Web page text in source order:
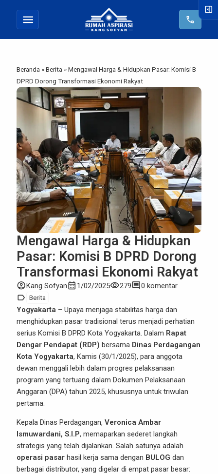
menu call
Beranda »Berita »Mengawal Harga & Hidupkan Pasar: Komisi B
DPRD Dorong Transformasi Ekonomi Rakyat
Mengawal Harga & Hidupkan
Pasar: Komisi B DPRD Dorong
Transformasi Ekonomi Rakyat
account_circleKang Sofyancalendar_month 1/02/2025visibility279comment0 komentar
label Berita
Yogyakarta – Upaya menjaga stabilitas harga dan
menghidupkan pasar tradisional terus menjadi perhatian
serius Komisi B DPRD Kota Yogyakarta. Dalam Rapat
Dengar Pendapat (RDP) bersama Dinas Perdagangan
Kota Yogyakarta, Kamis (30/1/2025), para anggota
dewan menggali lebih dalam progres pelaksanaan
program yang tertuang dalam Dokumen Pelaksanaan
Anggaran (DPA) tahun 2025, khususnya untuk triwulan
pertama.
Kepala Dinas Perdagangan, Veronica Ambar
Ismuwardani, S.I.P, memaparkan sederet langkah
strategis yang telah dijalankan. Salah satunya adalah
operasi pasar hasil kerja sama dengan BULOG dan
berbagai distributor, yang digelar di empat pasar besar:
right_panel_open